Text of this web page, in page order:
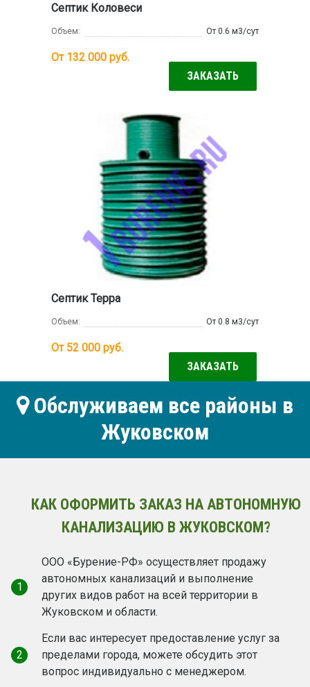
Септик Коловеси
Объем: От 0.6 м3/сут
От 132 000 руб.
ЗАКАЗАТЬ
Септик Терра
Объем: От 0.8 м3/сут
От 52 000 руб.
ЗАКАЗАТЬ
Обслуживаем все районы в
Жуковском
КАК ОФОРМИТЬ ЗАКАЗ НА АВТОНОМНУЮ
КАНАЛИЗАЦИЮ В ЖУКОВСКОМ?
1
ООО «Бурение-РФ» осуществляет продажу
автономных канализаций и выполнение
других видов работ на всей территории в
Жуковском и области.
2
Если вас интересует предоставление услуг за
пределами города, можете обсудить этот
вопрос индивидуально с менеджером.